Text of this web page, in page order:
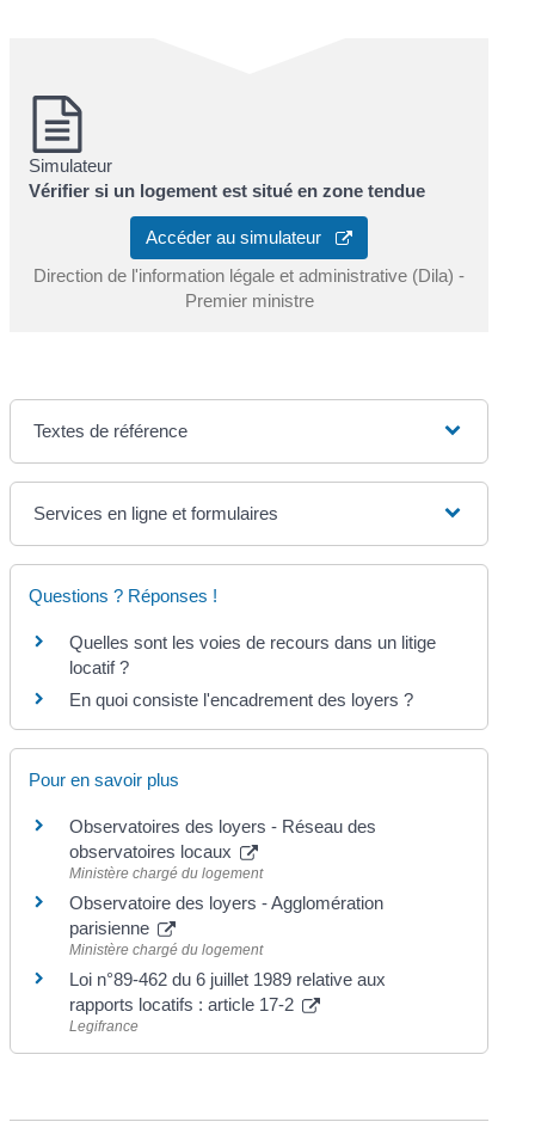
Simulateur
Vérifier si un logement est situé en zone tendue
Accéder au simulateur
Direction de l'information légale et administrative (Dila) -
Premier ministre
Textes de référence
Services en ligne et formulaires
Questions ? Réponses !
Quelles sont les voies de recours dans un litige
locatif ?
En quoi consiste l'encadrement des loyers ?
Pour en savoir plus
Observatoires des loyers - Réseau des
observatoires locaux
Ministère chargé du logement
Observatoire des loyers - Agglomération
parisienne
Ministère chargé du logement
Loi n°89-462 du 6 juillet 1989 relative aux
rapports locatifs : article 17-2
Legifrance